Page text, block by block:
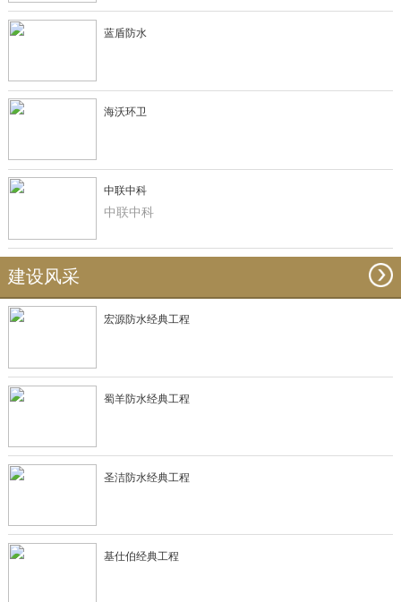
蓝盾防水
海沃环卫
中联中科
中联中科
建设风采
宏源防水经典工程
蜀羊防水经典工程
圣洁防水经典工程
基仕伯经典工程